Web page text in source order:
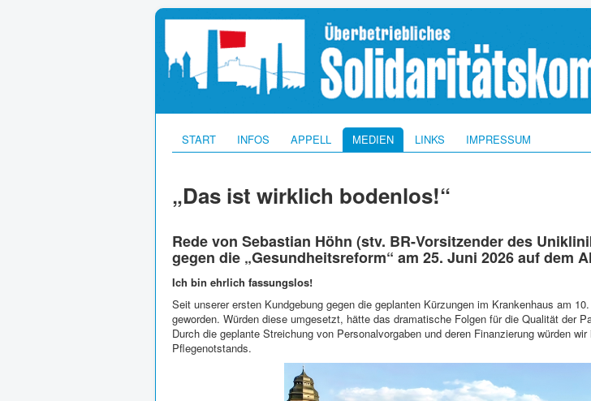
START INFOS APPELL MEDIEN LINKS IMPRESSUM
„Das ist wirklich bodenlos!“
Rede von Sebastian Höhn (stv. BR-Vorsitzender des
gegen die „Gesundheitsreform“ am 25. Juni 2026 auf dem
Ich bin ehrlich fassungslos!
Seit unserer ersten Kundgebung gegen die geplanten Kürzungen im Krankenhaus am
geworden. Würden diese umgesetzt, hätte das dramatische Folgen für die Qualität der
Durch die geplante Streichung von Personalvorgaben und deren Finanzierung würden
Pflegenotstands.